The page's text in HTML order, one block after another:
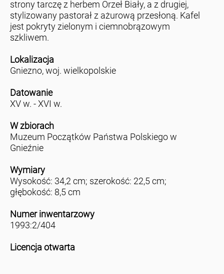
strony tarczę z herbem Orzeł Biały, a z drugiej,
stylizowany pastorał z ażurową przesłoną. Kafel
jest pokryty zielonym i ciemnobrązowym
szkliwem.
Lokalizacja
Gniezno, woj. wielkopolskie
Datowanie
XV w. - XVI w.
W zbiorach
Muzeum Początków Państwa Polskiego w
Gnieźnie
Wymiary
Wysokość: 34,2 cm; szerokość: 22,5 cm;
głębokość: 8,5 cm
Numer inwentarzowy
1993:2/404
Licencja otwarta